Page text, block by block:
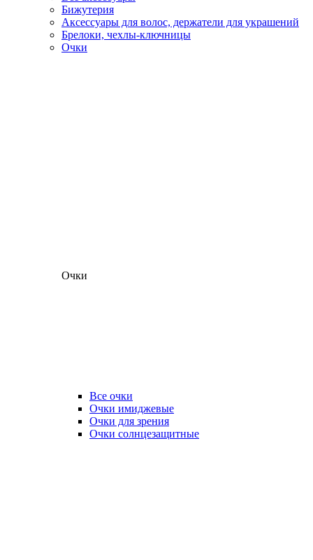
Бижутерия
Аксессуары для волос, держатели для украшений
Брелоки, чехлы-ключницы
Очки
Очки
Все очки
Очки имиджевые
Очки для зрения
Очки солнцезащитные